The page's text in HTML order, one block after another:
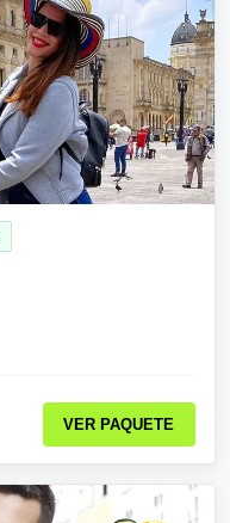
VER PAQUETE